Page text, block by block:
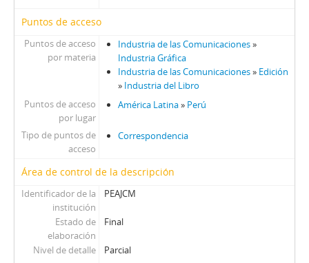
Puntos de acceso
Puntos de acceso
por materia
Industria de las Comunicaciones»
Industria Gráfica
Industria de las Comunicaciones» Edición
» Industria del Libro
Puntos de acceso
por lugar
América Latina» Perú
Tipo de puntos de
acceso
Correspondencia
Área de control de la descripción
Identificador de la
institución
PEAJCM
Estado de
elaboración
Final
Nivel de detalle
Parcial